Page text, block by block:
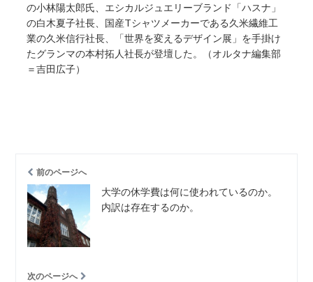
の小林陽太郎氏、エシカルジュエリーブランド「ハスナ」
の白木夏子社長、国産Tシャツメーカーである久米繊維工
業の久米信行社長、「世界を変えるデザイン展」を手掛け
たグランマの本村拓人社長が登壇した。（オルタナ編集部
＝吉田広子）
前のページへ
大学の休学費は何に使われているのか。
内訳は存在するのか。
次のページへ